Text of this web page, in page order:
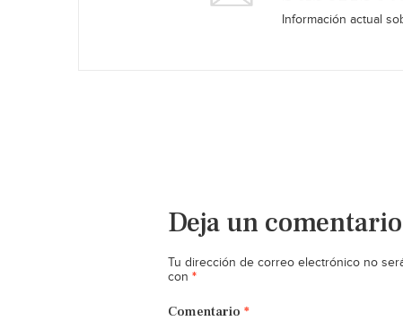
Información actual
Deja un comentario
Tu dirección de correo electrónico no
con *
Comentario *